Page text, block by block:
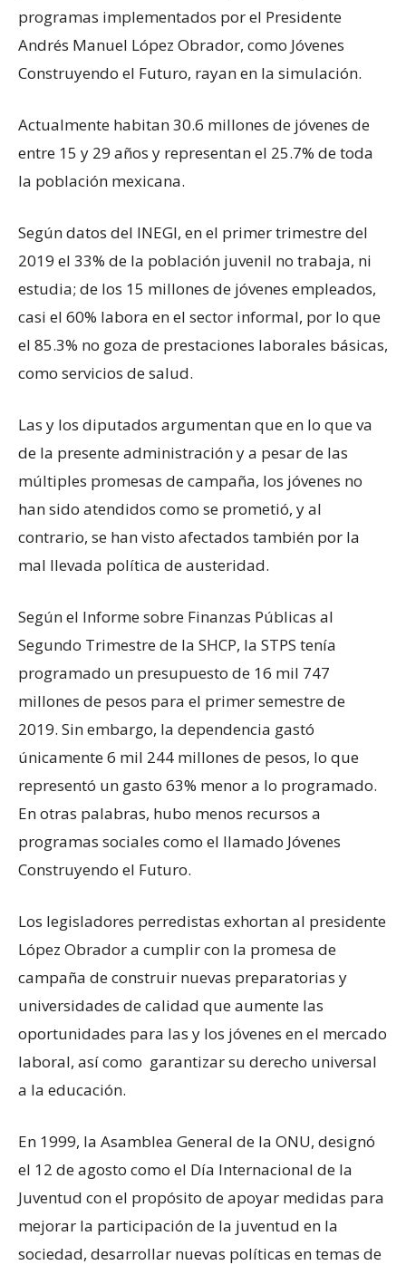
programas implementados por el Presidente
Andrés Manuel López Obrador, como Jóvenes
Construyendo el Futuro, rayan en la simulación.
Actualmente habitan 30.6 millones de jóvenes de
entre 15 y 29 años y representan el 25.7% de toda
la población mexicana.
Según datos del INEGI, en el primer trimestre del
2019 el 33% de la población juvenil no trabaja, ni
estudia; de los 15 millones de jóvenes empleados,
casi el 60% labora en el sector informal, por lo que
el 85.3% no goza de prestaciones laborales básicas,
como servicios de salud.
Las y los diputados argumentan que en lo que va
de la presente administración y a pesar de las
múltiples promesas de campaña, los jóvenes no
han sido atendidos como se prometió, y al
contrario, se han visto afectados también por la
mal llevada política de austeridad.
Según el Informe sobre Finanzas Públicas al
Segundo Trimestre de la SHCP, la STPS tenía
programado un presupuesto de 16 mil 747
millones de pesos para el primer semestre de
2019. Sin embargo, la dependencia gastó
únicamente 6 mil 244 millones de pesos, lo que
representó un gasto 63% menor a lo programado.
En otras palabras, hubo menos recursos a
programas sociales como el llamado Jóvenes
Construyendo el Futuro.
Los legisladores perredistas exhortan al presidente
López Obrador a cumplir con la promesa de
campaña de construir nuevas preparatorias y
universidades de calidad que aumente las
oportunidades para las y los jóvenes en el mercado
laboral, así como garantizar su derecho universal
a la educación.
En 1999, la Asamblea General de la ONU, designó
el 12 de agosto como el Día Internacional de la
Juventud con el propósito de apoyar medidas para
mejorar la participación de la juventud en la
sociedad, desarrollar nuevas políticas en temas de